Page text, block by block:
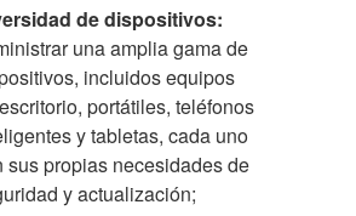
de dispositivos:
una amplia gama de
incluidos equipos
portátiles, teléfonos
y tabletas, cada uno
sus propias necesidades de
y actualización;